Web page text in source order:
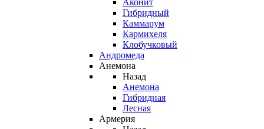
Аконит
Гибридный
Каммарум
Кармихеля
Клобучковый
Андромеда
Анемона
Назад
Анемона
Гибридная
Лесная
Армерия